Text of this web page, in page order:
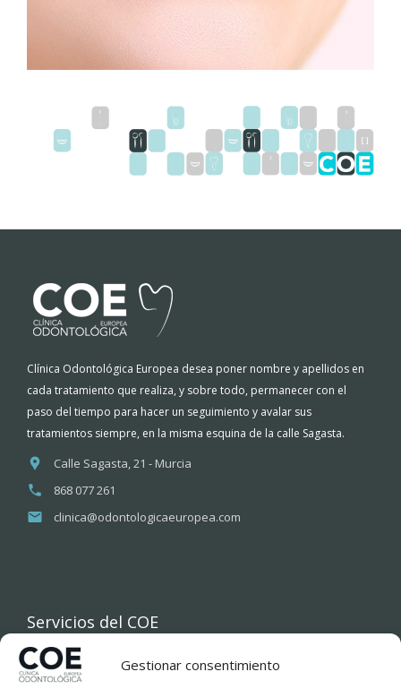
Gestionar consentimiento
Clínica Odontológica Europea desea poner nombre y apellidos en
cada tratamiento que realiza, y sobre todo, permanecer con el
paso del tiempo para hacer un seguimiento y avalar sus
tratamientos siempre, en la misma esquina de la calle Sagasta.
Calle Sagasta, 21 - Murcia
868 077 261
clinica@odontologicaeuropea.com
Servicios del COE
INICIO